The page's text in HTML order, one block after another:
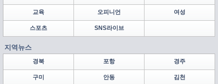
교육 오피니언 여성
스포츠 SNS라이브
지역뉴스
경북 포항 경주
구미 안동 김천